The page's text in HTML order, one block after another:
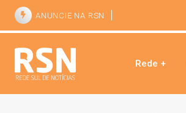
ANUNCIE NA RSN
Rede +